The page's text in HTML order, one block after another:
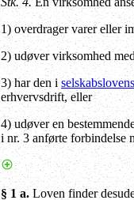
1) overdrager varer eller
2) udøver virksomhed
3) har den i
erhvervsdrift, eller
4) udøver en
i nr. 3 anførte forbindelse
§ 1 a.Loven finder